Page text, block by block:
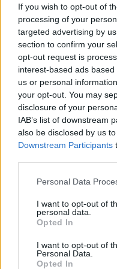
If you wish to opt-out of
processing of your
targeted advertising by
section to confirm your
opt-out request is
interest-based ads
us or personal
your opt-out. You may
disclosure of your
IAB’s list of downstream
also be disclosed by us
Downstream Participants
Personal Data
I want to opt-out of
personal data.
Opted In
I want to opt-out of
Personal Data.
Opted In